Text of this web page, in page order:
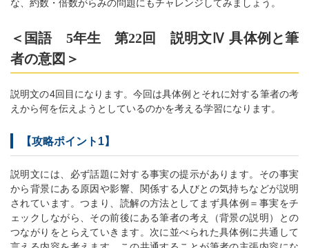
な、約数・倍数がらみの問題にもチャレンジしてみましょう。
＜国語 5年生 第22回 説明文Ⅳ 具体例と筆
者の意図＞
説明文の4回目になります。今回は具体例とそれに対する筆者の考
えから何を伝えようとしているのかを考える学習になります。
【攻略ポイント1】
説明文には、必ず話題に対する事実の提示があります。その事実
から背景にある原因や影響、関係する人びとの気持ちなどが説明
されています。つまり、読解の方法としてまず具体例＝事実をチ
ェックしながら、その前後にある筆者の考え（背景の説明）との
つながりをとらえていきます。次に並べられた具体例に共通して